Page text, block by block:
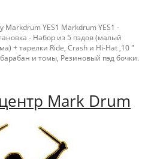
YES1 Markdrum YES1 -
- Набор из 5 пэдов (малый
+ тарелки Ride, Crash и Hi-Hat ,10 "
и томы, Резиновый пэд бочки.
Mark Drum